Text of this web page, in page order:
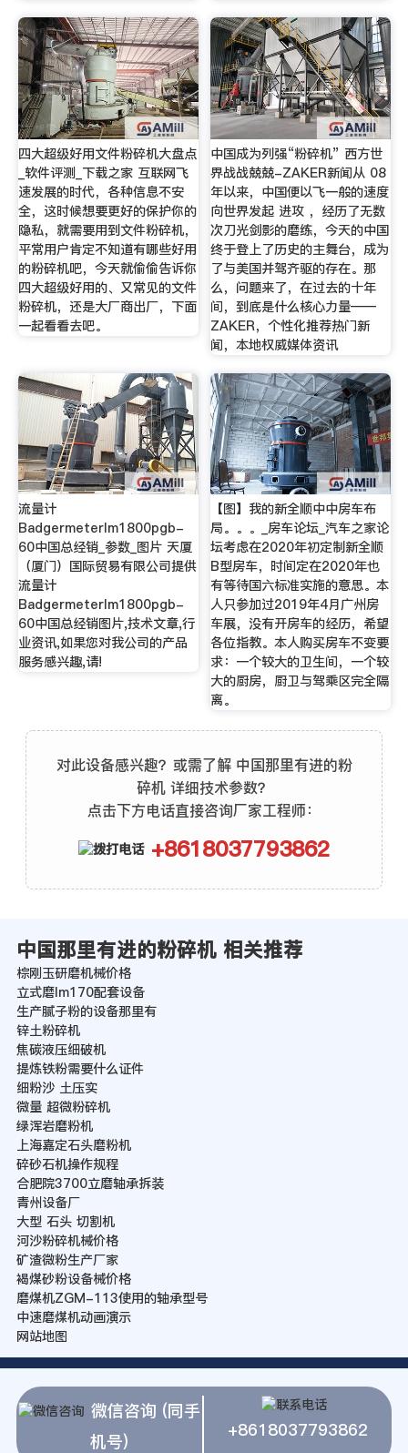
四大超级好用文件粉碎机大盘点
_软件评测_下载之家 互联网飞
速发展的时代，各种信息不安
全，这时候想要更好的保护你的
隐私，就需要用到文件粉碎机，
平常用户肯定不知道有哪些好用
的粉碎机吧，今天就偷偷告诉你
四大超级好用的、又常见的文件
粉碎机，还是大厂商出厂，下面
一起看看去吧。
中国成为列强“粉碎机” 西方世
界战战兢兢-ZAKER新闻从 08
年以来，中国便以飞一般的速度
向世界发起 进攻 ，经历了无数
次刀光剑影的磨练，今天的中国
终于登上了历史的主舞台，成为
了与美国并驾齐驱的存在。那
么，问题来了，在过去的十年
间，到底是什么核心力量——
ZAKER，个性化推荐热门新
闻，本地权威媒体资讯
流量计
Badgermeterlm1800pgb-
60中国总经销_参数_图片 天厦
（厦门）国际贸易有限公司提供
流量计
Badgermeterlm1800pgb-
60中国总经销图片,技术文章,行
业资讯,如果您对我公司的产品
服务感兴趣,请!
【图】我的新全顺中中房车布
局。。。_房车论坛_汽车之家论
坛考虑在2020年初定制新全顺
B型房车，时间定在2020年也
有等待国六标准实施的意思。本
人只参加过2019年4月广州房
车展，没有开房车的经历，希望
各位指教。本人购买房车不变要
求：一个较大的卫生间，一个较
大的厨房，厨卫与驾乘区完全隔
离。
对此设备感兴趣？或需了解 中国那里有进的粉
碎机 详细技术参数？
点击下方电话直接咨询厂家工程师：
+8618037793862
中国那里有进的粉碎机 相关推荐
棕刚玉研磨机械价格
立式磨lm170配套设备
生产腻子粉的设备那里有
锌土粉碎机
焦碳液压细破机
提炼铁粉需要什么证件
细粉沙 土压实
微量 超微粉碎机
绿浑岩磨粉机
上海嘉定石头磨粉机
碎砂石机操作规程
合肥院3700立磨轴承拆装
青州设备厂
大型 石头 切割机
河沙粉碎机械价格
矿渣微粉生产厂家
褐煤砂粉设备械价格
磨煤机ZGM-113使用的轴承型号
中速磨煤机动画演示
网站地图
微信咨询 (同手
机号)
+8618037793862